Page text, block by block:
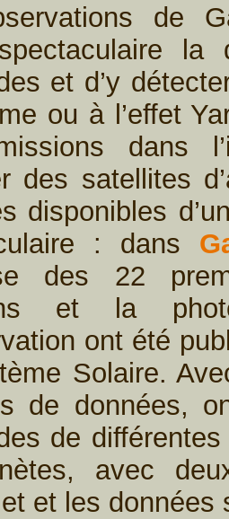
de
la
et d’y
ou à l’effet
dans
des satellites
disponibles
: dans
des 22
et la
ont été
Solaire.
de données,
de
avec
et les données